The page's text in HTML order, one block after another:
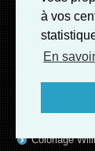
à vos
En
Coloriage
Coloriage
Coloriage Lina
Coloriage